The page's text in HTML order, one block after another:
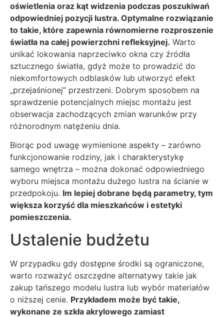
oświetlenia oraz kąt widzenia podczas poszukiwań
odpowiedniej pozycji lustra. Optymalne rozwiązanie
to takie, które zapewnia równomierne rozproszenie
światła na całej powierzchni refleksyjnej. Warto
unikać lokowania naprzeciwko okna czy źródła
sztucznego światła, gdyż może to prowadzić do
niekomfortowych odblasków lub utworzyć efekt
„przejaśnionej” przestrzeni. Dobrym sposobem na
sprawdzenie potencjalnych miejsc montażu jest
obserwacja zachodzących zmian warunków przy
różnorodnym natężeniu dnia.
Biorąc pod uwagę wymienione aspekty – zarówno
funkcjonowanie rodziny, jak i charakterystykę
samego wnętrza – można dokonać odpowiedniego
wyboru miejsca montażu dużego lustra na ścianie w
przedpokoju. Im lepiej dobrane będą parametry, tym
większa korzyść dla mieszkańców i estetyki
pomieszczenia.
Ustalenie budżetu
W przypadku gdy dostępne środki są ograniczone,
warto rozważyć oszczędne alternatywy takie jak
zakup tańszego modelu lustra lub wybór materiałów
o niższej cenie. Przykładem może być takie,
wykonane ze szkła akrylowego zamiast